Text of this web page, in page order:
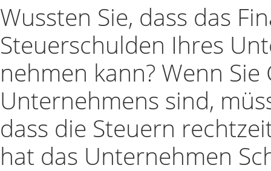
Wussten Sie, dass das
Steuerschulden Ihres
nehmen kann? Wenn
Unternehmens sind,
dass die Steuern
hat das Unternehmen